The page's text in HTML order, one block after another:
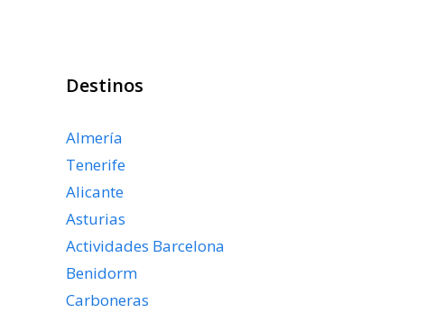
Destinos
Almería
Tenerife
Alicante
Asturias
Actividades Barcelona
Benidorm
Carboneras